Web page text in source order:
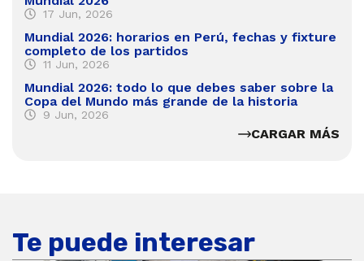
17 Jun, 2026
Mundial 2026: horarios en Perú, fechas y fixture
completo de los partidos
11 Jun, 2026
Mundial 2026: todo lo que debes saber sobre la
Copa del Mundo más grande de la historia
9 Jun, 2026
CARGAR MÁS
Te puede interesar